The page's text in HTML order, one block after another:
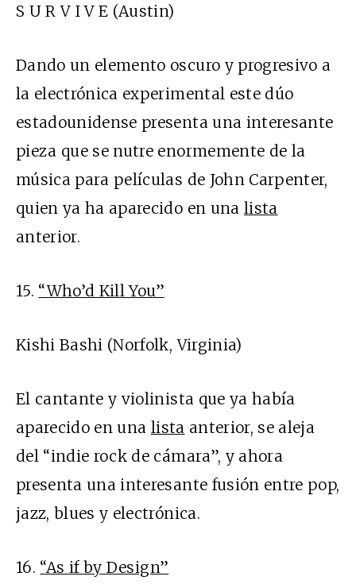
S U R V I V E (Austin)
Dando un elemento oscuro y progresivo a
la electrónica experimental este dúo
estadounidense presenta una interesante
pieza que se nutre enormemente de la
música para películas de John Carpenter,
quien ya ha aparecido en una lista
anterior.
15. “Who’d Kill You”
Kishi Bashi (Norfolk, Virginia)
El cantante y violinista que ya había
aparecido en una lista anterior, se aleja
del “indie rock de cámara”, y ahora
presenta una interesante fusión entre pop,
jazz, blues y electrónica.
16. “As if by Design”